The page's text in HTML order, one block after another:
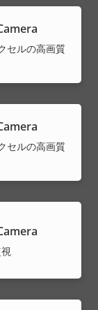
セルの高画質
セルの高画質